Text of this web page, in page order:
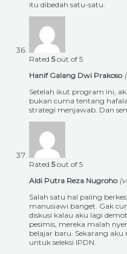
itu dibedah satu-satu.
Rated 5out of 5
Hanif Galang Dwi Prakoso
Setelah ikut program ini,
bukan cuma tentang
strategi menjawab. Dan
Rated 5out of 5
Aldi Putra Reza Nugroho
Salah satu hal paling
manusiawi banget. Gak
diskusi kalau aku lagi
pesimis, mereka malah
belajar baru. Sekarang
untuk seleksi IPDN.